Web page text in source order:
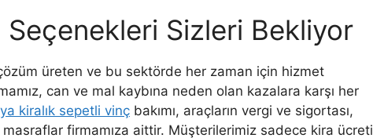
Sizleri Bekliyor
üreten ve bu sektörde her zaman için hizmet
can ve mal kaybına neden olan kazalara karşı her
kiralık sepetli vinç bakımı, araçların vergi ve sigortası,
firmamıza aittir. Müşterilerimiz sadece kira ücreti